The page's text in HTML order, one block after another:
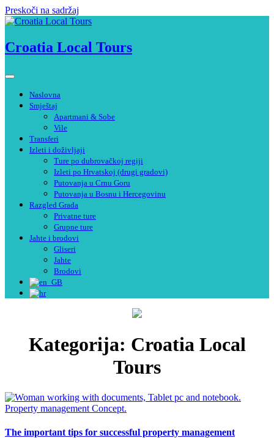
Preskoči na sadržaj
Croatia Local Tours
Naslovna
Smještaj
Apartmani & Sobe
Vile
Transferi
Izleti i doživljaji
Ture po dubrovačkoj regiji
Izleti po Hrvatskoj (drugi gradovi)
Putovanja u Crnu Goru
Putovanja u Bosnu i Hercegovinu
Razgled Grada
Privatne ture
Grupne ture
Jahte i brodovi
Gliseri
Jahte
Brodovi
Kategorija: Croatia Local
Tours
The important tips for successful property management